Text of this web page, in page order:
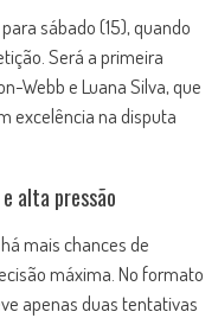
sábado (15), quando
Será a primeira
Webb e Luana Silva, que
excelência na disputa
alta pressão
mais chances de
máxima. No formato
apenas duas tentativas